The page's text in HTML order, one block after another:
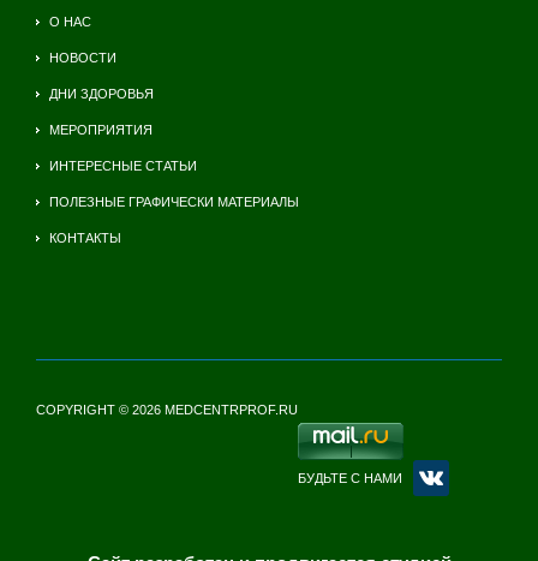
О НАС
НОВОСТИ
ДНИ ЗДОРОВЬЯ
МЕРОПРИЯТИЯ
ИНТЕРЕСНЫЕ СТАТЬИ
ПОЛЕЗНЫЕ ГРАФИЧЕСКИ МАТЕРИАЛЫ
КОНТАКТЫ
COPYRIGHT © 2026 MEDCENTRPROF.RU
БУДЬТЕ С НАМИ